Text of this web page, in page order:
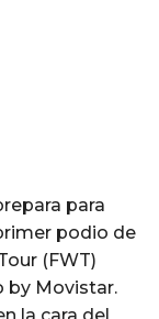
para
podio de
(FWT)
by Movistar.